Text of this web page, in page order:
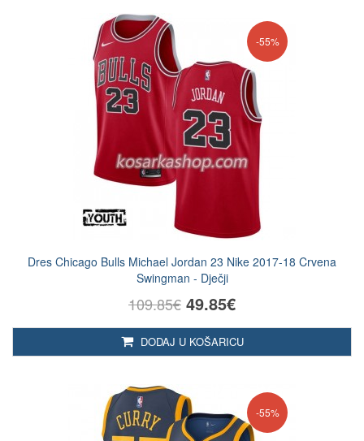
-55%
Dres Chicago Bulls Michael Jordan 23 Nike 2017-18 Crvena
Swingman - Dječji
109.85€ 49.85€
DODAJ U KOŠARICU
-55%